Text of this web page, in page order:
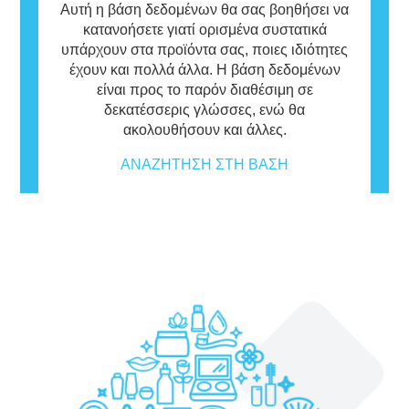
Αυτή η βάση δεδομένων θα σας βοηθήσει να
κατανοήσετε γιατί ορισμένα συστατικά
υπάρχουν στα προϊόντα σας, ποιες ιδιότητες
έχουν και πολλά άλλα. Η βάση δεδομένων
είναι προς το παρόν διαθέσιμη σε
δεκατέσσερις γλώσσες, ενώ θα
ακολουθήσουν και άλλες.
ΑΝΑΖΉΤΗΣΗ ΣΤΗ ΒΆΣΗ